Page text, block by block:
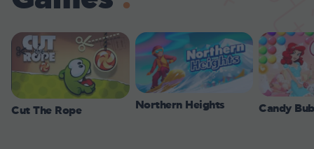
Cut The Rope Northern Heights Candy